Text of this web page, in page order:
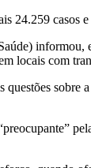
24.259 casos
informou,
locais com
sobre